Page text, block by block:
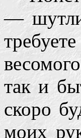
—
так и
скоро
моих